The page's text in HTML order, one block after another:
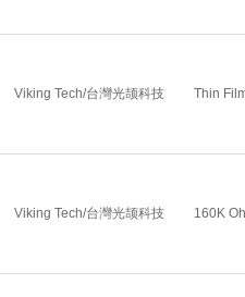
Viking Tech/台灣光颉科技 Thin
Viking Tech/台灣光颉科技 160K